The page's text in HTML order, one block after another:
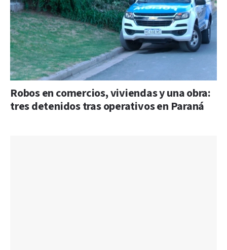
Robos en comercios, viviendas y una obra:
tres detenidos tras operativos en Paraná